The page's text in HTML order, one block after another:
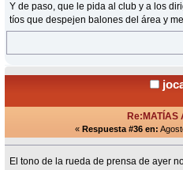
Y de paso, que le pida al club y a los
tíos que despejen balones del área y
Re:MATÍAS
« Respuesta #36 en:
El tono de la rueda de prensa de ayer